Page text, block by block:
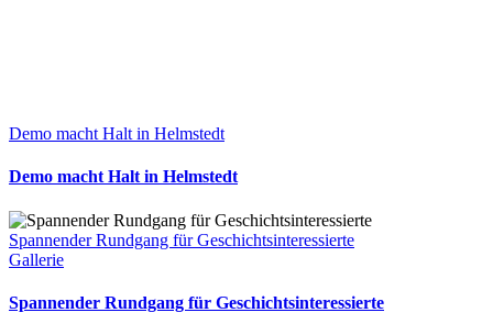
Demo macht Halt in Helmstedt
Demo macht Halt in Helmstedt
Spannender Rundgang für Geschichtsinteressierte
Gallerie
Spannender Rundgang für Geschichtsinteressierte